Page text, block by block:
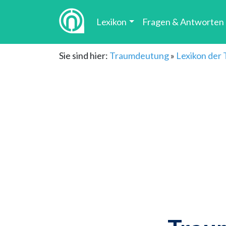
Lexikon Fragen & Antworten
Sie sind hier: Traumdeutung» Lexikon der